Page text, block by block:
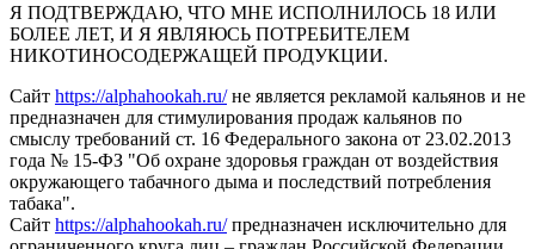
Я ПОДТВЕРЖДАЮ, ЧТО МНЕ ИСПОЛНИЛОСЬ 18 ИЛИ
БОЛЕЕ ЛЕТ, И Я ЯВЛЯЮСЬ ПОТРЕБИТЕЛЕМ
НИКОТИНОСОДЕРЖАЩЕЙ ПРОДУКЦИИ.
Сайт https://alphahookah.ru/не является рекламой кальянов и не
предназначен для стимулирования продаж кальянов по
смыслу требований ст. 16 Федерального закона от 23.02.2013
года № 15-ФЗ "Об охране здоровья граждан от воздействия
окружающего табачного дыма и последствий потребления
табака".
Сайт https://alphahookah.ru/предназначен исключительно для